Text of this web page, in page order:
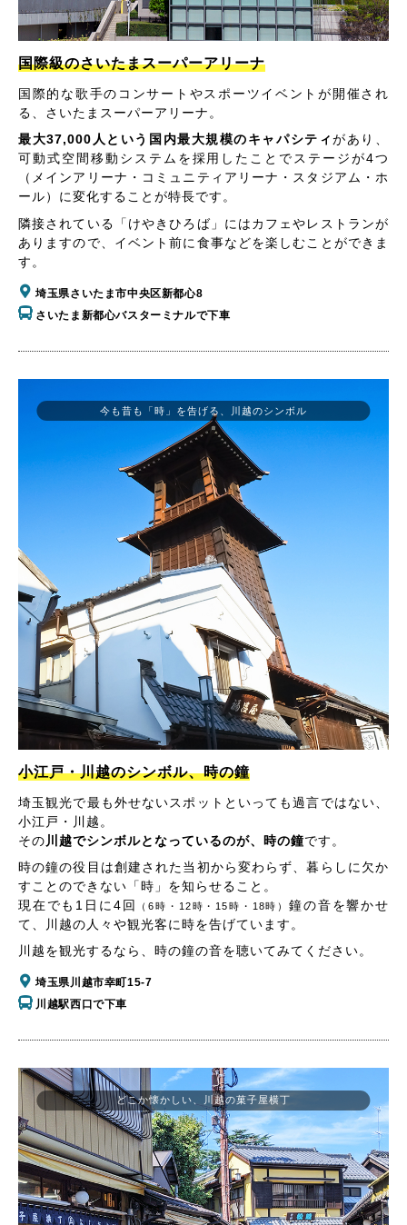
国際級のさいたまスーパーアリーナ
国際的な歌手のコンサートやスポーツイベントが開催され
る、さいたまスーパーアリーナ。
最大37,000人という国内最大規模のキャパシティがあり、
可動式空間移動システムを採用したことでステージが4つ
（メインアリーナ・コミュニティアリーナ・スタジアム・ホ
ール）に変化することが特長です。
隣接されている「けやきひろば」にはカフェやレストランが
ありますので、イベント前に食事などを楽しむことができま
す。
埼玉県さいたま市中央区新都心8
さいたま新都心バスターミナルで下車
今も昔も「時」を告げる、川越のシンボル
小江戸・川越のシンボル、時の鐘
埼玉観光で最も外せないスポットといっても過言ではない、
小江戸・川越。
その川越でシンボルとなっているのが、時の鐘です。
時の鐘の役目は創建された当初から変わらず、暮らしに欠か
すことのできない「時」を知らせること。
現在でも1日に4回
（6時・12時・15時・18時）鐘の音を響かせ
て、川越の人々や観光客に時を告げています。
川越を観光するなら、時の鐘の音を聴いてみてください。
埼玉県川越市幸町15-7
川越駅西口で下車
どこか懐かしい、川越の菓子屋横丁